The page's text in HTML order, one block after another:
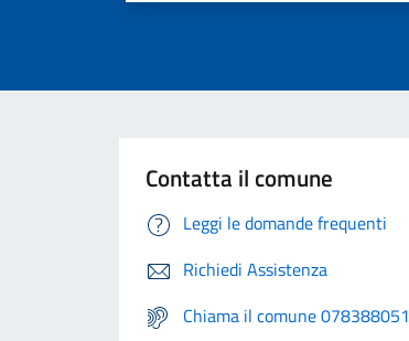
Contatta il comune
Leggi le domande frequenti
Richiedi Assistenza
Chiama il comune 078388051